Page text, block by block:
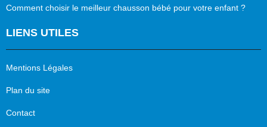
Comment choisir le meilleur chausson bébé pour votre enfant ?
LIENS UTILES
Mentions Légales
Plan du site
Contact